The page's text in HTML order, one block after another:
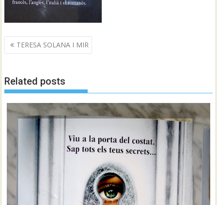
Navegació
d'entrades
TERESA SOLANA I MIR
Related posts